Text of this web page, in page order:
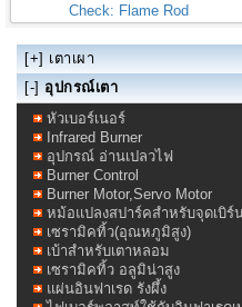
Check: Flame Rod
[+] เตาเผา
[-] อุปกรณ์เตา
หัวเบอร์เนอร์
Infrared Burner
อุปกรณ์ อ่านเปลวไฟ
Burner Control
Burner Motor,Servo Motor
หม้อแปลงสปาร์คสำหรับจุดเบิร์
เซรามิคทิ้ว(อุณหภูมิสูง)
เบ้าสำหรับเตาหลอม
เซรามิคทิ้ว อลูมิน่าสูง
แผ่นอินฟาเรด รังผึ้ง